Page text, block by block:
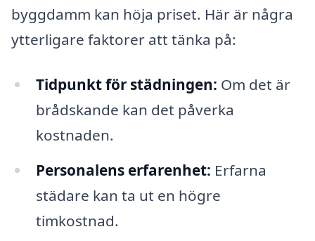
byggdamm kan höja priset. Här är några
ytterligare faktorer att tänka på:
Tidpunkt för städningen: Om det är
brådskande kan det påverka
kostnaden.
Personalens erfarenhet: Erfarna
städare kan ta ut en högre
timkostnad.